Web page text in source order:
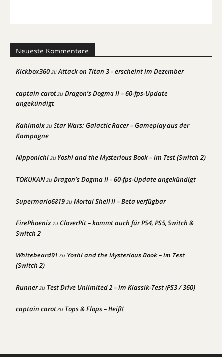
Neueste Kommentare
Kickbox360zuAttack on Titan 3 – erscheint im Dezember
captain carotzuDragon’s Dogma II – 60-fps-Update
angekündigt
KahlmoixzuStar Wars: Galactic Racer – Gameplay aus der
Kampagne
Nipponichizu Yoshi and the Mysterious Book – im Test (Switch 2)
TOKUKANzuDragon’s Dogma II – 60-fps-Update angekündigt
Supermario6819zuMortal Shell II – Beta verfügbar
FirePhoenixzuCloverPit – kommt auch für PS4, PS5, Switch &
Switch 2
Whitebeard91 zu Yoshi and the Mysterious Book – im Test
(Switch 2)
Runnerzu Test Drive Unlimited 2 – im Klassik-Test (PS3 / 360)
captain carotzu Tops & Flops – Heiß!